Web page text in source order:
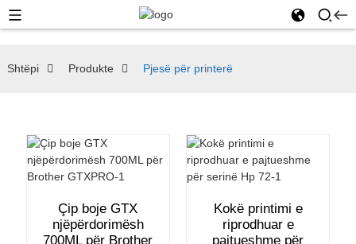
Shtëpi Produkte Pjesë për printerë
Çip boje GTX
njëpërdorimësh
700ML për Brother
Kokë printimi e
riprodhuar e
pajtueshme për